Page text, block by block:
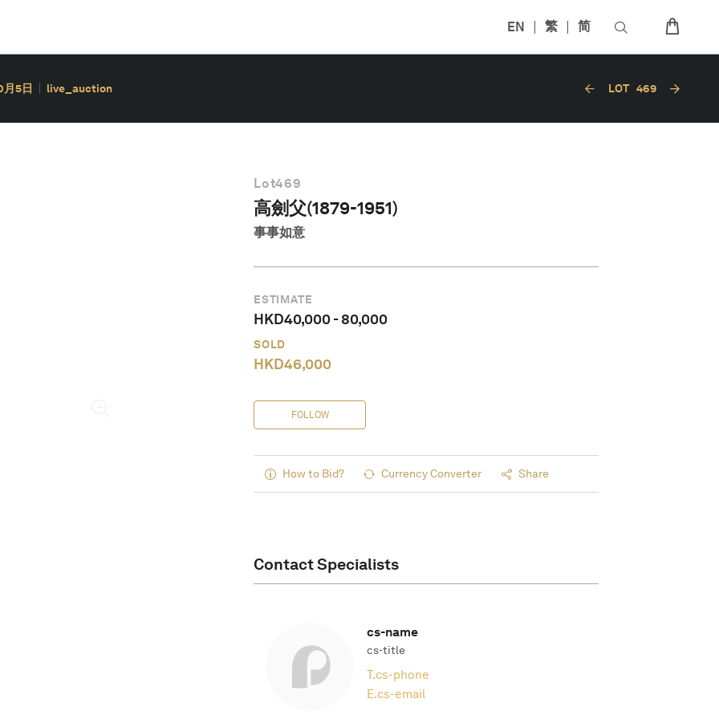
EN 繁 简
月5日 live_auction LOT 469
Lot469
高劍父(1879-1951)
事事如意
ESTIMATE
HKD40,000-80,000
SOLD
HKD46,000
FOLLOW
How to Bid? Currency Converter Share
Contact Specialists
cs-name
cs-title
T.cs-phone
E.cs-email